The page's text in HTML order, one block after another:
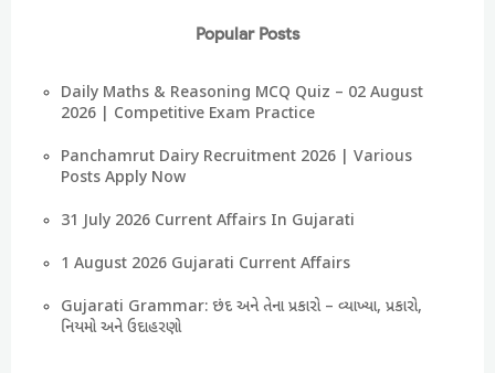
Popular Posts
Daily Maths & Reasoning MCQ Quiz – 02 August
2026 | Competitive Exam Practice
Panchamrut Dairy Recruitment 2026 | Various
Posts Apply Now
31 July 2026 Current Affairs In Gujarati
1 August 2026 Gujarati Current Affairs
Gujarati Grammar: છંદ અને તેના પ્રકારો – વ્યાખ્યા, પ્રકારો,
નિયમો અને ઉદાહરણો